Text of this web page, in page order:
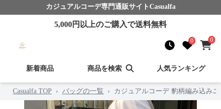
カジュアルコーデ専門通販サイト Casualfa
5,000円以上のご購入で送料無料
0 0
新着商品 商品を検索 人気ランキング
Casualfa TOP › バッグの一覧 › カジュアルコーデ 豹柄編み込み